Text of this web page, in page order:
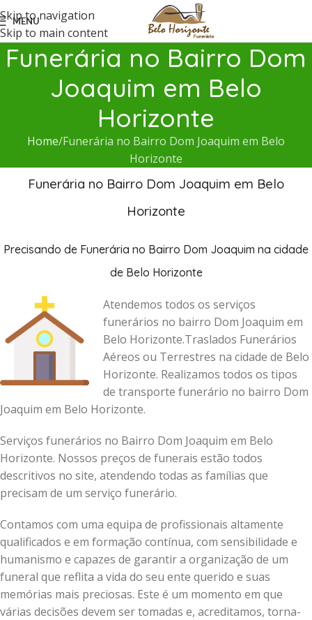
Skip to navigation
Skip to main content
MENU
Funerária no Bairro Dom
Joaquim em Belo
Horizonte
Home Funerária no Bairro Dom Joaquim em Belo
Horizonte
Funerária no Bairro Dom Joaquim em Belo
Horizonte
Precisando de Funerária no Bairro Dom Joaquim na cidade
de Belo Horizonte
Atendemos todos os serviços
funerários no bairro Dom Joaquim em
Belo Horizonte.Traslados Funerários
Aéreos ou Terrestres na cidade de Belo
Horizonte. Realizamos todos os tipos
de transporte funerário no bairro Dom
Joaquim em Belo Horizonte.
Serviços funerários no Bairro Dom Joaquim em Belo
Horizonte. Nossos preços de funerais estão todos
descritivos no site, atendendo todas as famílias que
precisam de um serviço funerário.
Contamos com uma equipa de profissionais altamente
qualificados e em formação contínua, com sensibilidade e
humanismo e capazes de garantir a organização de um
funeral que reflita a vida do seu ente querido e suas
memórias mais preciosas. Este é um momento em que
várias decisões devem ser tomadas e, acreditamos, torna-